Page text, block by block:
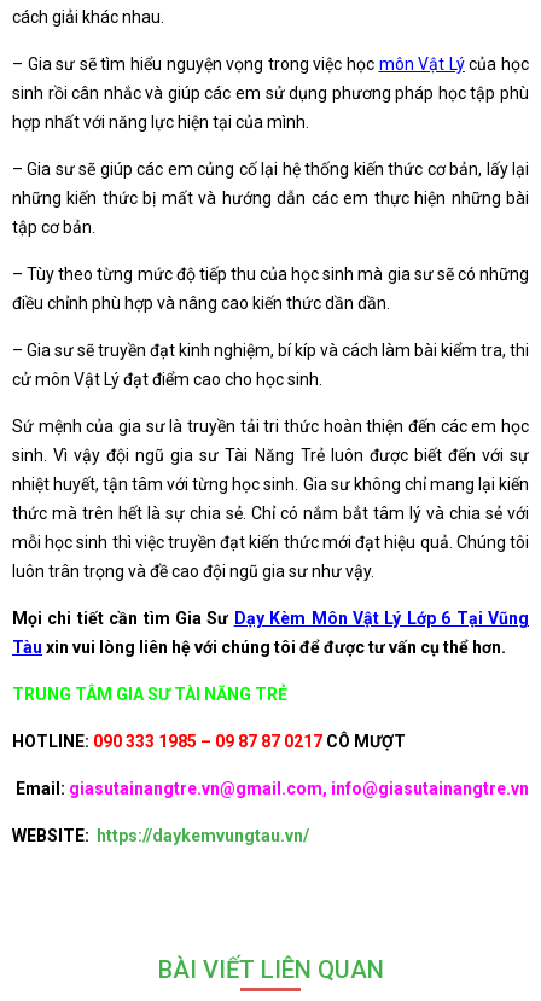
cách giải khác nhau.
– Gia sư sẽ tìm hiểu nguyện vọng trong việc học môn Vật Lýcủa học
sinh rồi cân nhắc và giúp các em sử dụng phương pháp học tập phù
hợp nhất với năng lực hiện tại của mình.
– Gia sư sẽ giúp các em củng cố lại hệ thống kiến thức cơ bản, lấy lại
những kiến thức bị mất và hướng dẫn các em thực hiện những bài
tập cơ bản.
– Tùy theo từng mức độ tiếp thu của học sinh mà gia sư sẽ có những
điều chỉnh phù hợp và nâng cao kiến thức dần dần.
– Gia sư sẽ truyền đạt kinh nghiệm, bí kíp và cách làm bài kiểm tra, thi
cử môn Vật Lý đạt điểm cao cho học sinh.
Sứ mệnh của gia sư là truyền tải tri thức hoàn thiện đến các em học
sinh. Vì vậy đội ngũ gia sư Tài Năng Trẻ luôn được biết đến với sự
nhiệt huyết, tận tâm với từng học sinh. Gia sư không chỉ mang lại kiến
thức mà trên hết là sự chia sẻ. Chỉ có nắm bắt tâm lý và chia sẻ với
mỗi học sinh thì việc truyền đạt kiến thức mới đạt hiệu quả. Chúng tôi
luôn trân trọng và đề cao đội ngũ gia sư như vậy.
Mọi chi tiết cần tìm Gia Sư Dạy Kèm Môn Vật Lý Lớp 6 Tại Vũng
Tàu xin vui lòng liên hệ với chúng tôi để được tư vấn cụ thể hơn.
TRUNG TÂM GIA SƯ TÀI NĂNG TRẺ
HOTLINE: 090 333 1985 – 09 87 87 0217 CÔ MƯỢT
Email: giasutainangtre.vn@gmail.com, info@giasutainangtre.vn
WEBSITE: https://daykemvungtau.vn/
BÀI VIẾT LIÊN QUAN